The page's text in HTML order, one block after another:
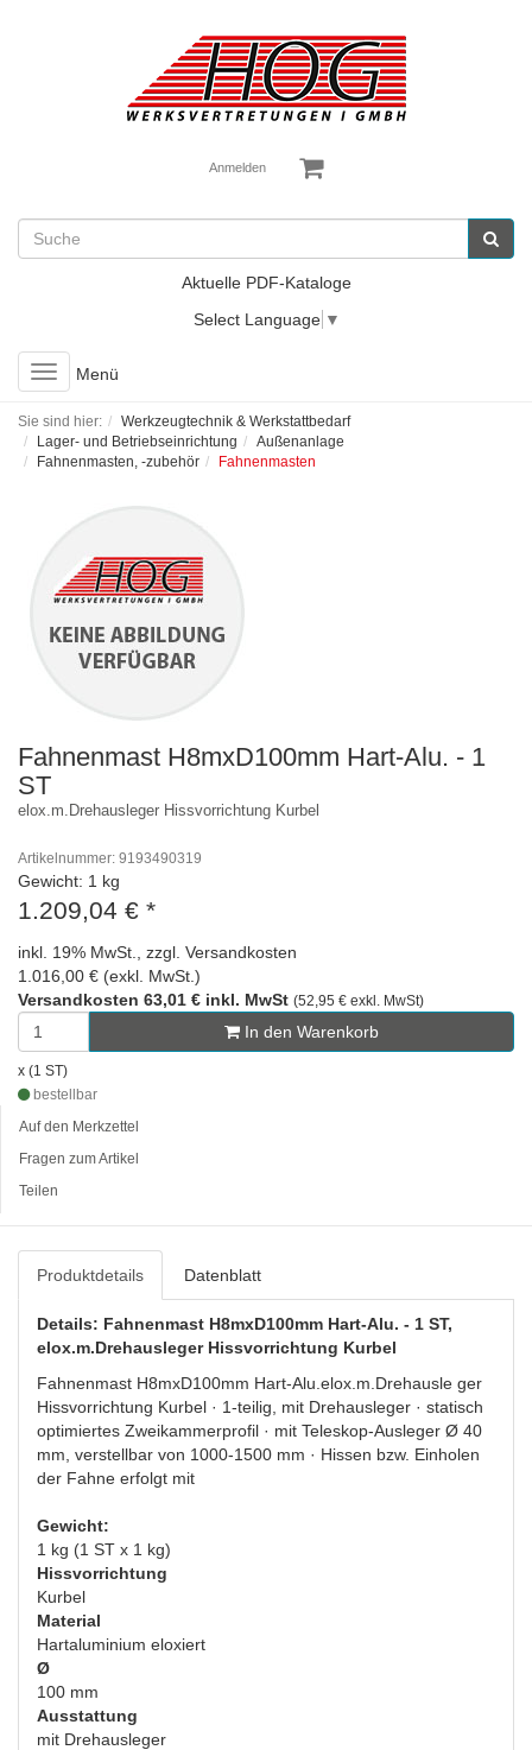
Anmelden
Aktuelle PDF-Kataloge
Select Language ▼
Toggle
navigation
Menü
Sie sind hier:
Werkzeugtechnik & Werkstattbedarf
Lager- und Betriebseinrichtung
Außenanlage
Fahnenmasten, -zubehör
Fahnenmasten
Fahnenmast H8mxD100mm Hart-Alu. - 1
ST
elox.m.Drehausleger Hissvorrichtung Kurbel
Artikelnummer: 9193490319
Gewicht: 1 kg
1.209,04 € *
inkl. 19% MwSt., zzgl. Versandkosten
1.016,00 € (exkl. MwSt.)
Versandkosten 63,01 € inkl. MwSt (52,95 € exkl. MwSt)
In den Warenkorb
x (1 ST)
bestellbar
Auf den Merkzettel
Fragen zum Artikel
Teilen
Produktdetails Datenblatt
Details: Fahnenmast H8mxD100mm Hart-Alu. - 1 ST,
elox.m.Drehausleger Hissvorrichtung Kurbel
Fahnenmast H8mxD100mm Hart-Alu.elox.m.Drehausle ger
Hissvorrichtung Kurbel · 1-teilig, mit Drehausleger · statisch
optimiertes Zweikammerprofil · mit Teleskop-Ausleger Ø 40
mm, verstellbar von 1000-1500 mm · Hissen bzw. Einholen
der Fahne erfolgt mit
Gewicht:
1 kg (1 ST x 1 kg)
Hissvorrichtung
Kurbel
Material
Hartaluminium eloxiert
Ø
100 mm
Ausstattung
mit Drehausleger